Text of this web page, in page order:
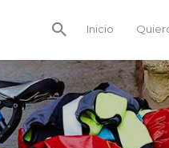
Inicio